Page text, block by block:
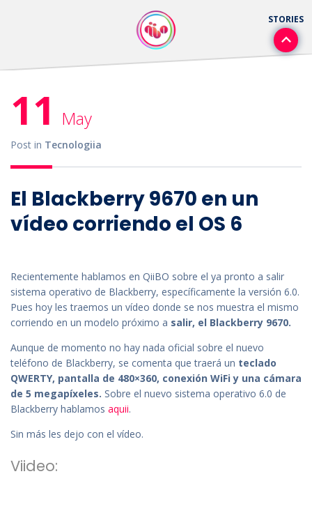
11 May
Post in Tecnologiia
El Blackberry 9670 en un
vídeo corriendo el OS 6
Recientemente hablamos en QiiBO sobre el ya pronto a salir
sistema operativo de Blackberry, específicamente la versión 6.0.
Pues hoy les traemos un vídeo donde se nos muestra el mismo
corriendo en un modelo próximo a salir, el Blackberry 9670.
Aunque de momento no hay nada oficial sobre el nuevo
teléfono de Blackberry, se comenta que traerá un teclado
QWERTY, pantalla de 480×360, conexión WiFi y una cámara
de 5 megapíxeles. Sobre el nuevo sistema operativo 6.0 de
Blackberry hablamos aquii.
Sin más les dejo con el vídeo.
Viideo: